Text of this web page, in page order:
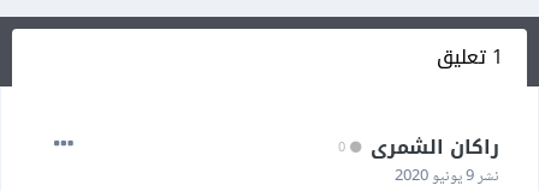
1 تعليق
راكان الشمرى
نشر9 يونيو 2020